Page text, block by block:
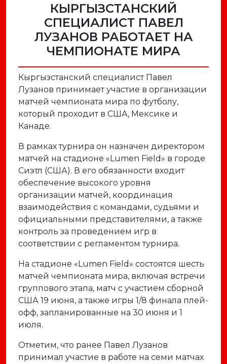
КЫРГЫЗСТАНСКИЙ
СПЕЦИАЛИСТ ПАВЕЛ
ЛУЗАНОВ РАБОТАЕТ НА
ЧЕМПИОНАТЕ МИРА
Кыргызстанский специалист Павел
Лузанов принимает участие в организации
матчей чемпионата мира по футболу,
который проходит в США, Мексике и
Канаде.
В рамках турнира он назначен директором
матчей на стадионе «Lumen Field» в городе
Сиэтл (США). В его обязанности входит
обеспечение высокого уровня
организации матчей, координация
взаимодействия с командами, судьями и
официальными представителями, а также
контроль за проведением игр в
соответствии с регламентом турнира.
На стадионе «Lumen Field» состоятся шесть
матчей чемпионата мира, включая встречи
группового этапа, матч с участием сборной
США 19 июня, а также игры 1/8 финала плей-
офф, запланированные на 30 июня и 1
июля.
Отметим, что ранее Павел Лузанов
принимал участие в работе на семи матчах